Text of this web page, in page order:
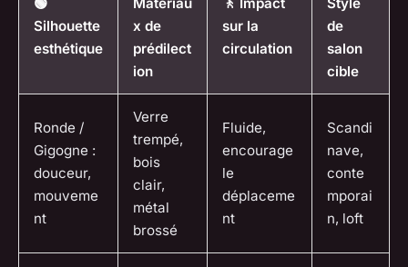
Silhouette
esthétique
x de
prédilect
ion
sur la
circulation
de
salon
cible
Ronde /
Gigogne :
douceur,
mouveme
nt
Verre
trempé,
bois
clair,
métal
brossé
Fluide,
encourage
le
déplaceme
nt
Scandi
nave,
conte
mporai
n, loft